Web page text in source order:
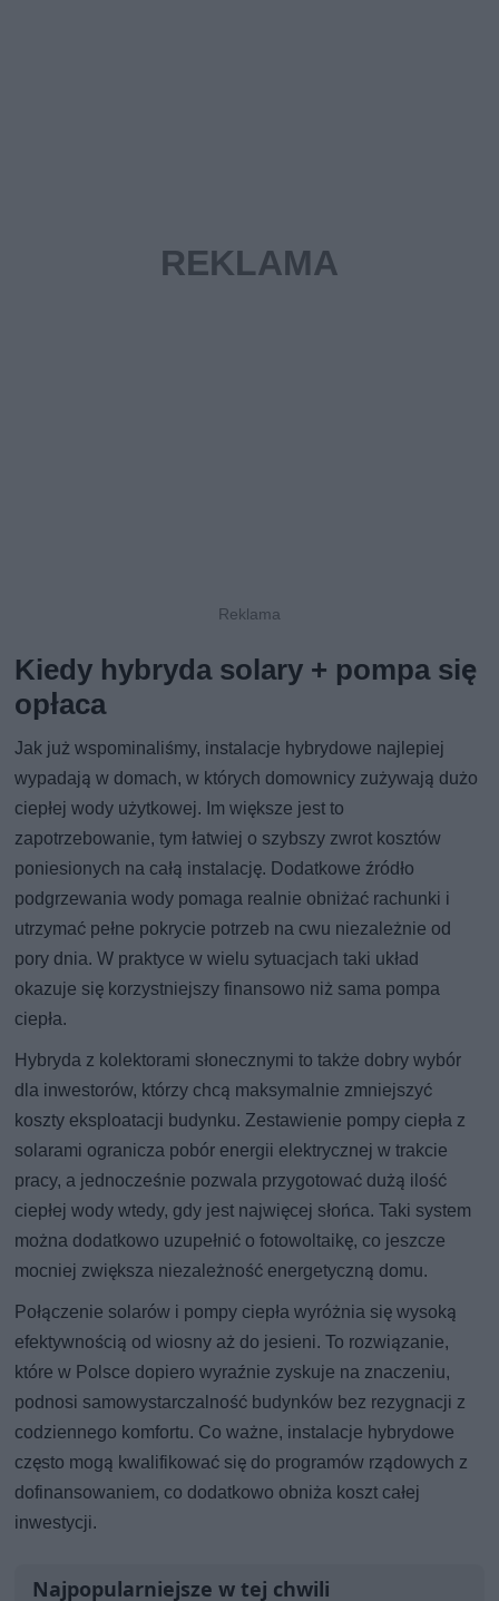
Kiedy hybryda solary + pompa się
opłaca
Jak już wspominaliśmy, instalacje hybrydowe najlepiej
wypadają w domach, w których domownicy zużywają dużo
ciepłej wody użytkowej. Im większe jest to
zapotrzebowanie, tym łatwiej o szybszy zwrot kosztów
poniesionych na całą instalację. Dodatkowe źródło
podgrzewania wody pomaga realnie obniżać rachunki i
utrzymać pełne pokrycie potrzeb na cwu niezależnie od
pory dnia. W praktyce w wielu sytuacjach taki układ
okazuje się korzystniejszy finansowo niż sama pompa
ciepła.
Hybryda z kolektorami słonecznymi to także dobry wybór
dla inwestorów, którzy chcą maksymalnie zmniejszyć
koszty eksploatacji budynku. Zestawienie pompy ciepła z
solarami ogranicza pobór energii elektrycznej w trakcie
pracy, a jednocześnie pozwala przygotować dużą ilość
ciepłej wody wtedy, gdy jest najwięcej słońca. Taki system
można dodatkowo uzupełnić o fotowoltaikę, co jeszcze
mocniej zwiększa niezależność energetyczną domu.
Połączenie solarów i pompy ciepła wyróżnia się wysoką
efektywnością od wiosny aż do jesieni. To rozwiązanie,
które w Polsce dopiero wyraźnie zyskuje na znaczeniu,
podnosi samowystarczalność budynków bez rezygnacji z
codziennego komfortu. Co ważne, instalacje hybrydowe
często mogą kwalifikować się do programów rządowych z
dofinansowaniem, co dodatkowo obniża koszt całej
inwestycji.
Najpopularniejsze w tej chwili